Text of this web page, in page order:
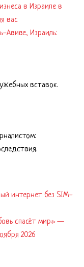
в Израиле в
вас
Авиве, Израиль:
вставок.
интернет без SIM-
спасёт мир» —
2026